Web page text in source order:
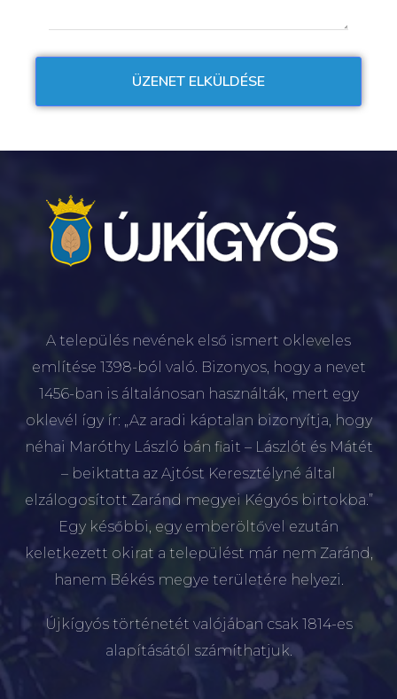
A település nevének első ismert okleveles
említése 1398-ból való. Bizonyos, hogy a nevet
1456-ban is általánosan használták, mert egy
oklevél így ír: „Az aradi káptalan bizonyítja, hogy
néhai Maróthy László bán fiait – Lászlót és Mátét
– beiktatta az Ajtóst Keresztélyné által
elzálogosított Zaránd megyei Kégyós birtokba.”
Egy későbbi, egy emberöltővel ezután
keletkezett okirat a települést már nem Zaránd,
hanem Békés megye területére helyezi.
Újkígyós történetét valójában csak 1814-es
alapításától számíthatjuk.